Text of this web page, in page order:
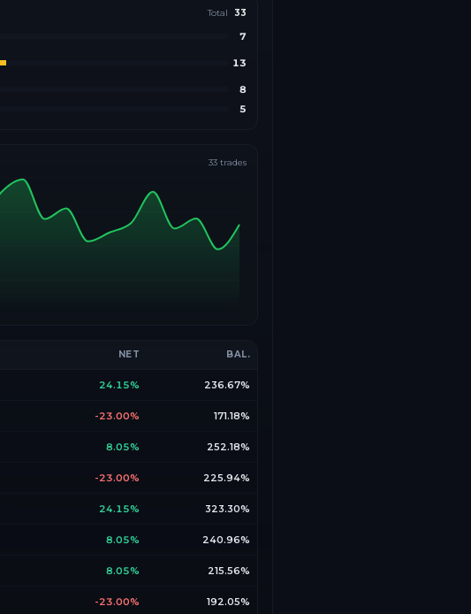
Total 33
7
13
8
5
33 trades
NET BAL.
24.15% 236.67%
-23.00% 171.18%
8.05% 252.18%
-23.00% 225.94%
24.15% 323.30%
8.05% 240.96%
8.05% 215.56%
-23.00% 192.05%